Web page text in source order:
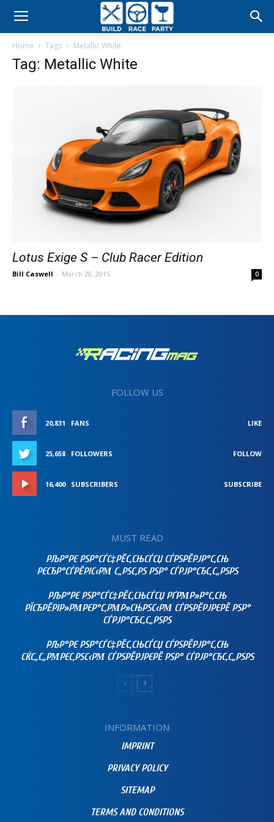
Build
Home Tags Metallic White
Tag: Metallic White
Lotus Exige S – Club Racer Edition
Bill Caswell - March 20, 2015 0
FOLLOW US
20,831 FANS LIKE
25,658 FOLLOWERS FOLLOW
16,400 SUBSCRIBERS SUBSCRIBE
MUST READ
РЉР°РЄ РЅР°СЃС‡РЁС‚СЊСЃСЏ СЃРЅРЁРЈР°С‚СЊ
РЄСЂР°СЃРЁРІС‹РΜ С„РЅС‚РЅ РЅР° СЃРЈР°СЂС‚С„РЅРЅ
РЉР°РЄ РЅР°СЃС‡РЁС‚СЊСЃСЏ РҐРΜР»Р°С‚СЊ
РЇСЂРЁРІР»РΜРЄР°С‚РΜР»СЊРЅС‹РΜ СЃРЅРЁРЈРЄРЁ РЅР°
СЃРЈР°СЂС‚С„РЅРЅ
РЉР°РЄ РЅР°СЃС‡РЁС‚СЊСЃСЏ СЃРЅРЁРЈР°С‚СЊ
СЌС„С„РΜРЄС‚РЅС‹РΜ СЃРЅРЁРЈРЄРЁ РЅР° СЃРЈР°СЂС‚С„РЅРЅ
INFORMATION
IMPRINT
PRIVACY POLICY
SITEMAP
TERMS AND CONDITIONS